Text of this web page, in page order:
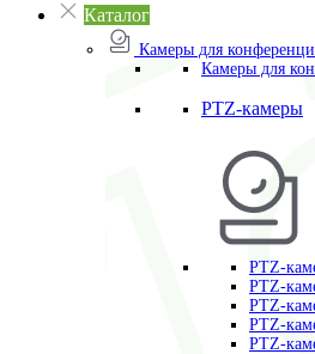
Каталог
Камеры для
Камеры для
PTZ-камеры
PTZ-
PTZ-
PTZ-
PTZ-
PTZ-